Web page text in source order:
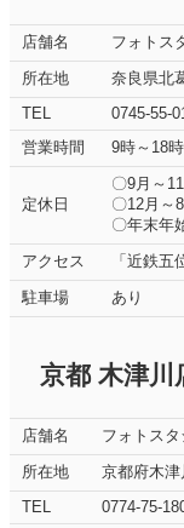
店舗名 フォトス
所在地 奈良県北
TEL
0745-55-
営業時間
9時～18時
定休日
〇9月～
〇12月～
〇年末年
アクセス 「近鉄
駐車場 あり
京都 木津川
店舗名 フォトス
所在地 京都府木
TEL
0774-75-